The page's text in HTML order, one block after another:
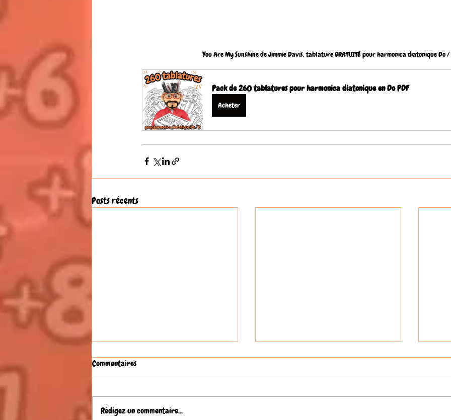
You Are My Sunshine de Jimmie Davis, tablature GRATUITE pour harmonica diatonique Do /
Pack de 260 tablatures pour harmonica diatonique en Do PDF
Acheter
Posts récents
Commentaires
Rédigez un commentaire...